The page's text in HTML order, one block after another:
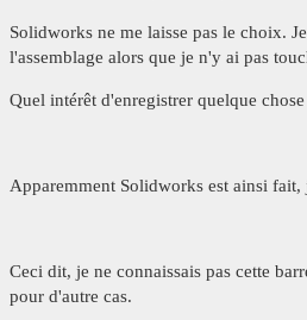
Solidworks ne me laisse pas le choix.
l'assemblage alors que je n'y ai pas
Quel intérêt d'enregistrer quelque
Apparemment Solidworks est ainsi fait,
Ceci dit, je ne connaissais pas cette
pour d'autre cas.